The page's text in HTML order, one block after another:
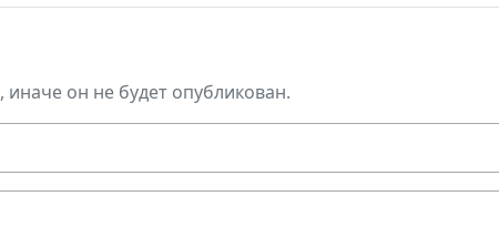
, иначе он не будет опубликован.